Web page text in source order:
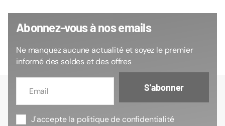
Abonnez-vous à nos emails
Ne manquez aucune actualité et soyez le premier
informé des soldes et des offres
S'abonner
J'accepte la politique de confidentialité